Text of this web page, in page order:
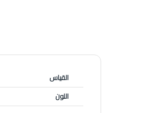
القياس
اللون